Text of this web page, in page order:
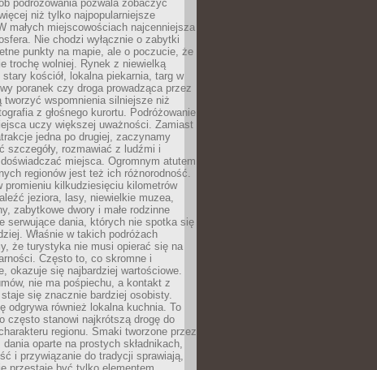
podróżowania pozwala zobaczyć
niż tylko najpopularniejsze
małych miejscowościach najcenniejsza
Nie chodzi wyłącznie o zabytki
punkty na mapie, ale o poczucie, że
trochę wolniej. Rynek z niewielką
stary kościół, lokalna piekarnia, targ w
poranek czy droga prowadząca przez
tworzyć wspomnienia silniejsze niż
z głośnego kurortu. Podróżowanie
uczy większej uważności. Zamiast
jedna po drugiej, zaczynamy
szczegóły, rozmawiać z ludźmi i
doświadczać miejsca. Ogromnym atutem
regionów jest też ich różnorodność.
promieniu kilkudziesięciu kilometrów
jeziora, lasy, niewielkie muzea,
zabytkowe dwory i małe rodzinne
serwujące dania, których nie spotka się
Właśnie w takich podróżach
że turystyka nie musi opierać się na
Często to, co skromne i
okazuje się najbardziej wartościowe.
nie ma pośpiechu, a kontakt z
się znacznie bardziej osobisty.
odgrywa również lokalna kuchnia. To
często stanowi najkrótszą drogę do
regionu. Smaki tworzone przez
dania oparte na prostych składnikach,
i przywiązanie do tradycji sprawiają,